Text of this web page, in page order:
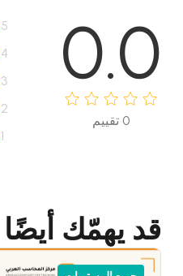
0.0
0 تقييم
5
4
3
2
1
قد يهمّك أيضًا